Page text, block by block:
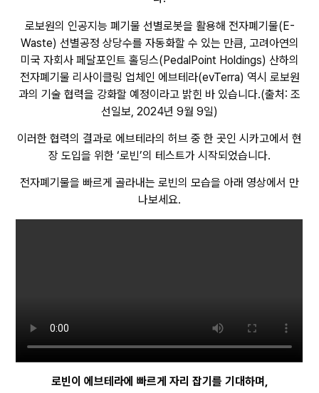
로보원의 인공지능 폐기물 선별로봇을 활용해 전자폐기물(E-
Waste) 선별공정 상당수를 자동화할 수 있는 만큼, 고려아연의
미국 자회사 페달포인트 홀딩스(PedalPoint Holdings) 산하의
전자폐기물 리사이클링 업체인 에브테라(evTerra) 역시 로보원
과의 기술 협력을 강화할 예정이라고 밝힌 바 있습니다.(출처: 조
선일보, 2024년 9월 9일)
이러한 협력의 결과로 에브테라의 허브 중 한 곳인 시카고에서 현
장 도입을 위한 ‘로빈’의 테스트가 시작되었습니다.
전자폐기물을 빠르게 골라내는 로빈의 모습을 아래 영상에서 만
나보세요.
로빈이 에브테라에 빠르게 자리 잡기를 기대하며,